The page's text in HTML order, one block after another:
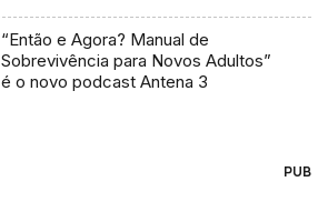
“Então e Agora? Manual de
Sobrevivência para Novos Adultos”
é o novo podcast Antena 3
PUB